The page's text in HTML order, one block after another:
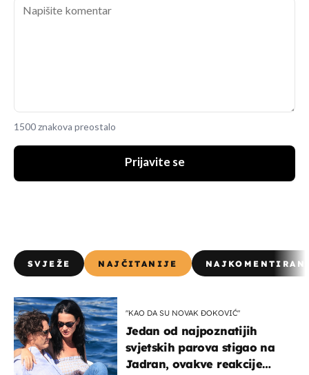
1500 znakova preostalo
Prijavite se
SVJEŽE NAJČITANIJE
"KAO DA SU NOVAK ĐOKOVIĆ"
Jedan od najpoznatijih
svjetskih parova stigao na
Jadran, ovakve reakcije